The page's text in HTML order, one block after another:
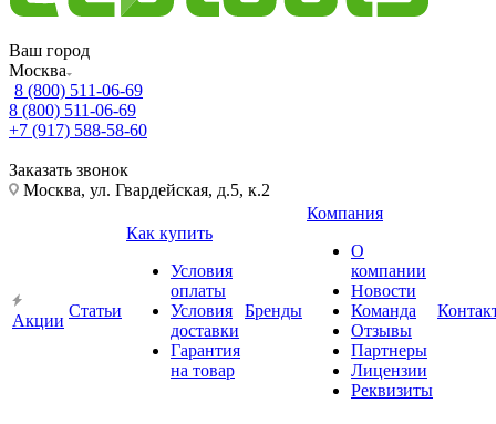
Ваш город
Москва
8 (800) 511-06-69
8 (800) 511-06-69
+7 (917) 588-58-60
Заказать звонок
Москва, ул. Гвардейская, д.5, к.2
Акции
Статьи
Как купить
Условия
оплаты
Условия
доставки
Гарантия
на товар
Бренды
Компания
О
компании
Новости
Команда
Отзывы
Партнеры
Лицензии
Реквизиты